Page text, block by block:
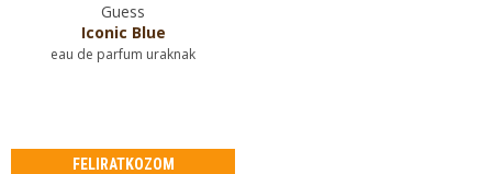
Guess
Iconic Blue
eau de parfum uraknak
FELIRATKOZOM